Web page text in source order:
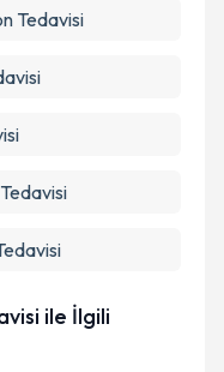
Tedavisi
ile İlgili